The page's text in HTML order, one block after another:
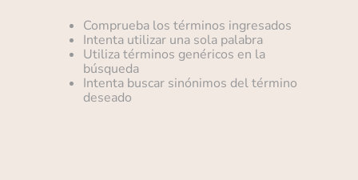
Comprueba los términos ingresados
Intenta utilizar una sola palabra
Utiliza términos genéricos en la
búsqueda
Intenta buscar sinónimos del término
deseado